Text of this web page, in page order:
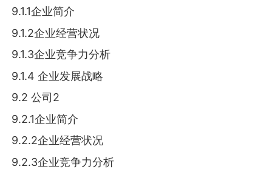
9.1.1企业简介
9.1.2企业经营状况
9.1.3企业竞争力分析
9.1.4 企业发展战略
9.2 公司2
9.2.1企业简介
9.2.2企业经营状况
9.2.3企业竞争力分析